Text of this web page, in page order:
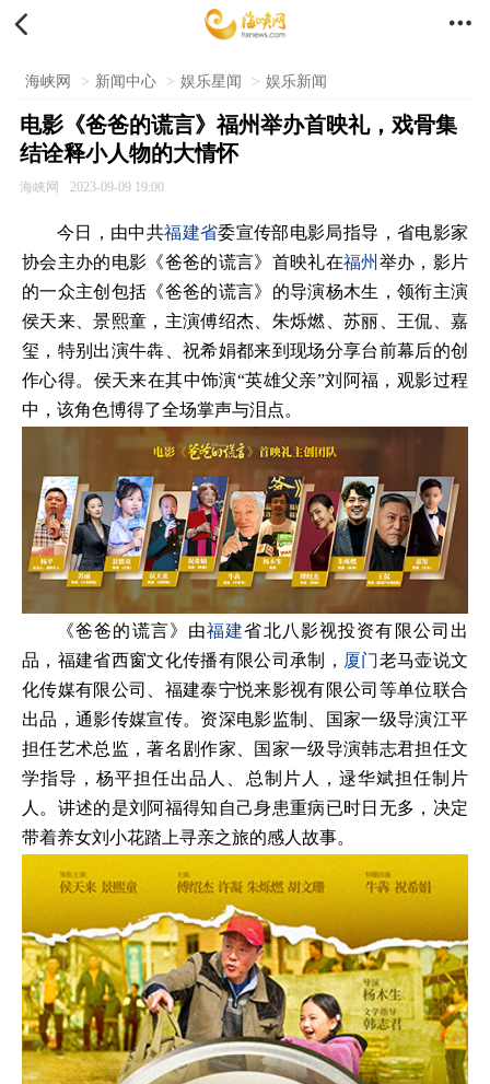
 
海峡网 > 新闻中心 > 娱乐星闻 > 娱乐新闻
电影《爸爸的谎言》福州举办首映礼，戏骨集
结诠释小人物的大情怀
海峡网 2023-09-09 19:00
今日，由中共福建省委宣传部电影局指导，省电影家
协会主办的电影《爸爸的谎言》首映礼在福州 举办，影片
的一众主创包括《爸爸的谎言》的导演杨木生，领衔主演
侯天来、景熙童，主演傅绍杰、朱烁燃、苏丽、王侃、嘉
玺，特别出演牛犇、祝希娟都来到现场分享台前幕后的创
作心得。侯天来在其中饰演“英雄父亲”刘阿福，观影过程
中，该角色博得了全场掌声与泪点。
《爸爸的谎言》由福建省北八影视投资有限公司出
品，福建省西窗文化传播有限公司承制， 厦门老马壶说文
化传媒有限公司、福建泰宁悦来影视有限公司等单位联合
出品，通影传媒宣传。资深电影监制、国家一级导演江平
担任艺术总监，著名剧作家、国家一级导演韩志君担任文
学指导，杨平担任出品人、总制片人，逯华斌担任制片
人。讲述的是刘阿福得知自己身患重病已时日无多，决定
带着养女刘小花踏上寻亲之旅的感人故事。